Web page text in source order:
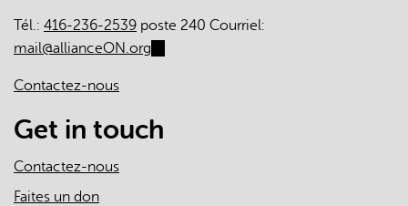
among
immigrant
patients
Ontario
Tél.: 416-236-2539 poste 240 Courriel:
mail@allianceON.org
mail)
Contactez-nous
Get in touch
Contactez-nous
Faites un don